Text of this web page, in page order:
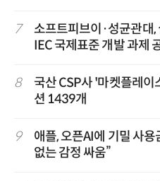
7
소프트피브이·성균관대,
IEC 국제표준 개발 과제
8
국산 CSP사 '마켓플레
션 1439개
9
애플, 오픈AI에 기밀 사
없는 감정 싸움”